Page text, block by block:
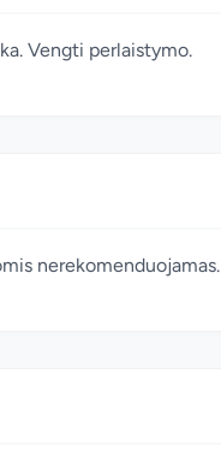
Vengti perlaistymo.
nerekomenduojamas.